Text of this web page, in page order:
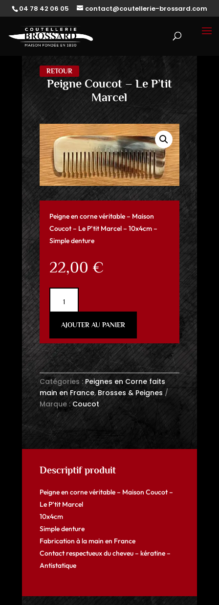
04 78 42 06 05 contact@coutellerie-brossard.com
RETOUR
Peigne Coucot – Le P’tit
Marcel
Peigne en corne véritable – Maison
Coucot – Le P’tit Marcel – 10x4cm –
Simple denture
22,00 €
Coucot
-
Le
P'tit
Marcel
AJOUTER AU PANIER
Catégories :Peignes en Corne faits
main en France, Brosses & Peignes
Marque :Coucot
Descriptif produit
Peigne en corne véritable – Maison Coucot –
Le P’tit Marcel
10x4cm
Simple denture
Fabrication à la main en France
Contact respectueux du cheveu – kératine –
Antistatique